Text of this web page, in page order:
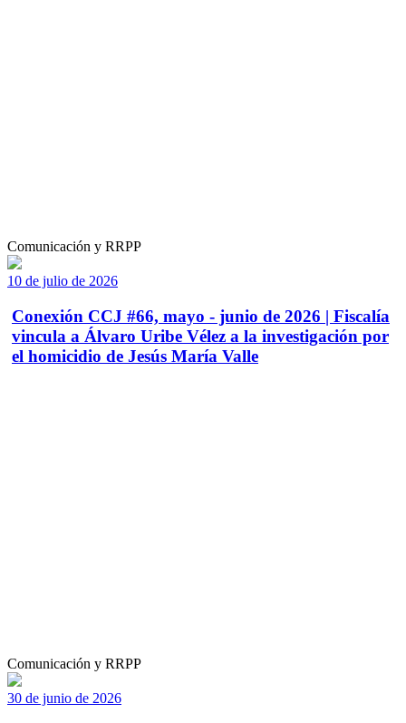
Comunicación y RRPP
10 de julio de 2026
Conexión CCJ #66, mayo - junio de 2026 | Fiscalía
vincula a Álvaro Uribe Vélez a la investigación por
el homicidio de Jesús María Valle
Comunicación y RRPP
30 de junio de 2026